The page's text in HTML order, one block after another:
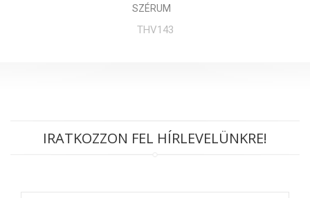
SZÉRUM
THV143
IRATKOZZON FEL HÍRLEVELÜNKRE!